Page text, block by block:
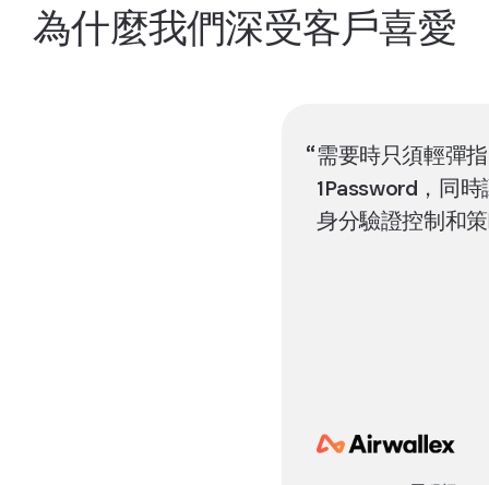
為什麼我們深受客戶喜愛
需要時只須輕彈
1Password，同
身分驗證控制和